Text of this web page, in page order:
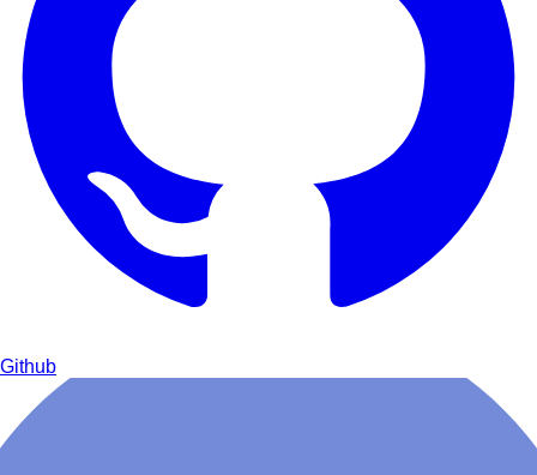
Github